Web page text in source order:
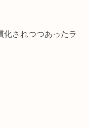
化されつつあったラ